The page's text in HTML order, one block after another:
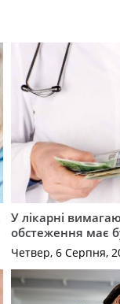
У лікарні
обстеження має
Четвер, 6 Серпня,